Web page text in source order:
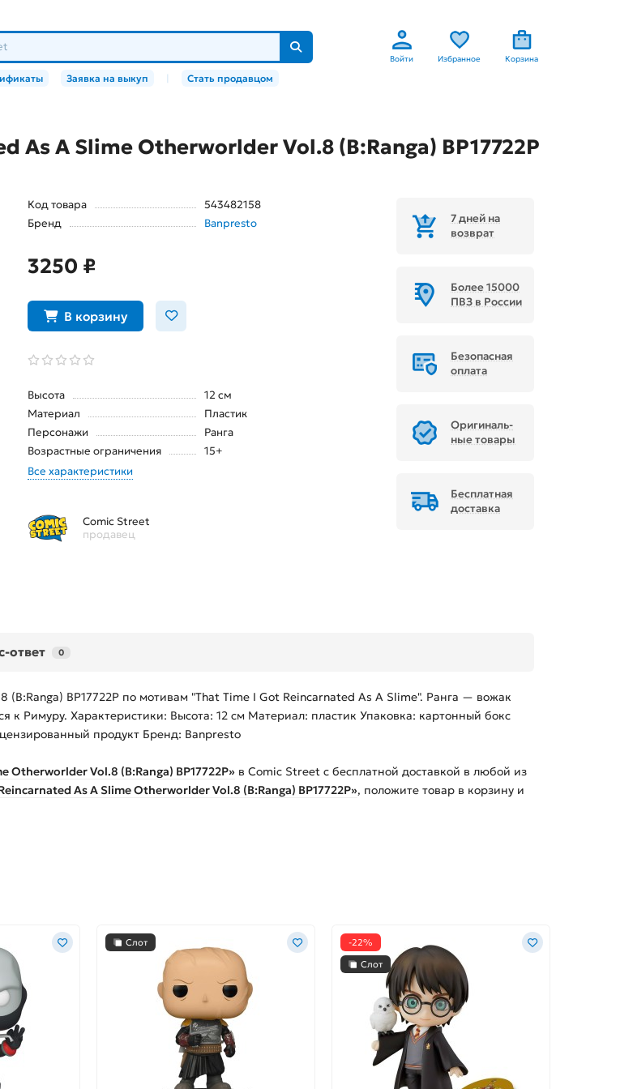
Войти Избранное Корзина
Заявка на выкуп Стать продавцом
As A Slime Otherworlder Vol.8 (B:Ranga) BP17722P
Код товара
543482158
Бренд
Banpresto
3250 ₽
В корзину
Высота
12 см
Материал
Пластик
Персонажи
Ранга
Возрастные ограничения
15+
Все характеристики
Comic Street
продавец
7 дней на
возврат
Более 15000
ПВЗ в России
Безопасная
оплата
Ори­ги­наль­
ные товары
Бесплатная
доставка
ответ 0
BP17722P по мотивам "That Time I Got Reincarnated As A Slime". Ранга — вожак
Римуру. Характеристики: Высота: 12 см Материал: пластик Упаковка: картонный бокс
продукт Бренд: Banpresto
Otherworlder Vol.8 (B:Ranga) BP17722P» в Comic Street с бесплатной доставкой в любой из
As A Slime Otherworlder Vol.8 (B:Ranga) BP17722P», положите товар в корзину и
Слот
-22%
Слот